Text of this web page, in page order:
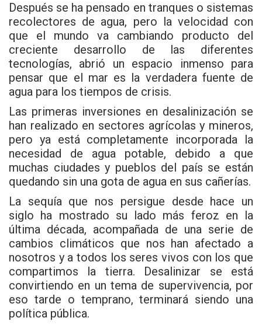
Después se ha pensado en tranques o sistemas
recolectores de agua, pero la velocidad con
que el mundo va cambiando producto del
creciente desarrollo de las diferentes
tecnologías, abrió un espacio inmenso para
pensar que el mar es la verdadera fuente de
agua para los tiempos de crisis.
Las primeras inversiones en desalinización se
han realizado en sectores agrícolas y mineros,
pero ya está completamente incorporada la
necesidad de agua potable, debido a que
muchas ciudades y pueblos del país se están
quedando sin una gota de agua en sus cañerías.
La sequía que nos persigue desde hace un
siglo ha mostrado su lado más feroz en la
última década, acompañada de una serie de
cambios climáticos que nos han afectado a
nosotros y a todos los seres vivos con los que
compartimos la tierra. Desalinizar se está
convirtiendo en un tema de supervivencia, por
eso tarde o temprano, terminará siendo una
política pública.